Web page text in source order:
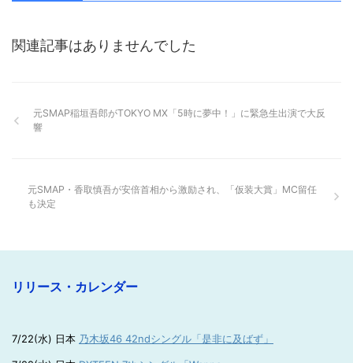
関連記事はありませんでした
元SMAP稲垣吾郎がTOKYO MX「5時に夢中！」に緊急生出演で大反
響
元SMAP・香取慎吾が安倍首相から激励され、「仮装大賞」MC留任
も決定
リリース・カレンダー
7/22(水) 日本 乃木坂46 42ndシングル「是非に及ばず」